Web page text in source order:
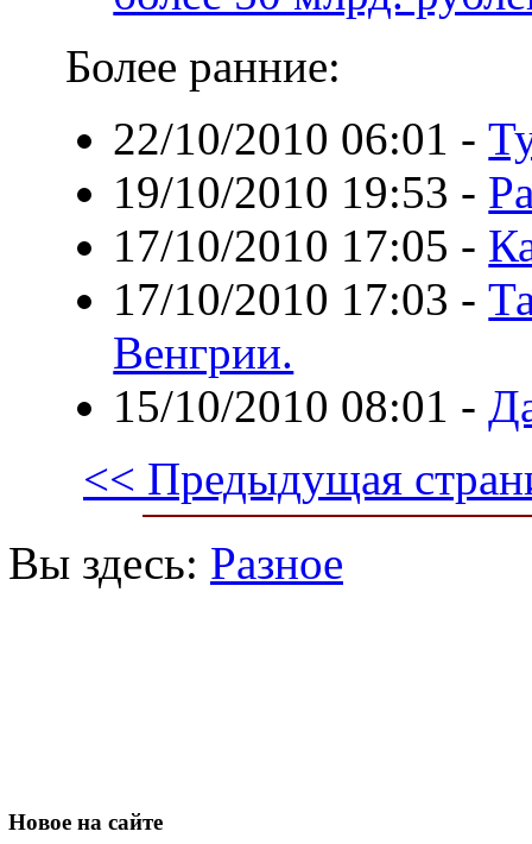
Более ранние:
22/10/2010 06:01 -
19/10/2010 19:53 -
17/10/2010 17:05 -
17/10/2010 17:03 -
Венгрии.
15/10/2010 08:01 -
<< Предыдущая
Вы здесь: Разное
Новое на сайте